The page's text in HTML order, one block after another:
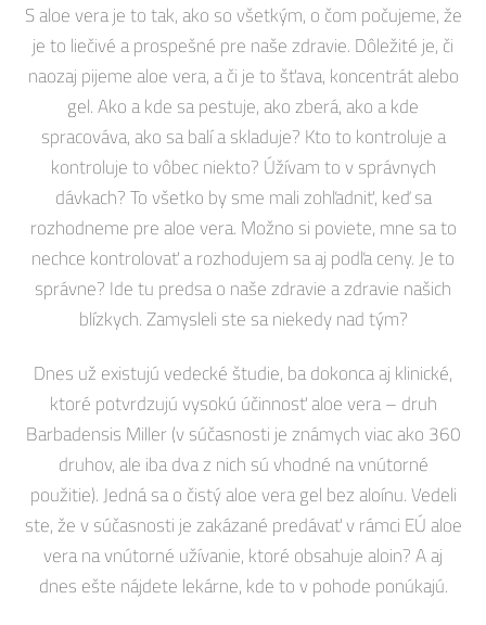
S aloe vera je to tak, ako so všetkým, o čom počujeme, že
je to liečivé a prospešné pre naše zdravie. Dôležité je, či
naozaj pijeme aloe vera, a či je to šťava, koncentrát alebo
gel. Ako a kde sa pestuje, ako zberá, ako a kde
spracováva, ako sa balí a skladuje? Kto to kontroluje a
kontroluje to vôbec niekto? Úžívam to v správnych
dávkach? To všetko by sme mali zohľadniť, keď sa
rozhodneme pre aloe vera. Možno si poviete, mne sa to
nechce kontrolovať a rozhodujem sa aj podľa ceny. Je to
správne? Ide tu predsa o naše zdravie a zdravie našich
blízkych. Zamysleli ste sa niekedy nad tým?
Dnes už existujú vedecké študie, ba dokonca aj klinické,
ktoré potvrdzujú vysokú účinnosť aloe vera – druh
Barbadensis Miller (v súčasnosti je známych viac ako 360
druhov, ale iba dva z nich sú vhodné na vnútorné
použitie). Jedná sa o čistý aloe vera gel bez aloínu. Vedeli
ste, že v súčasnosti je zakázané predávať v rámci EÚ aloe
vera na vnútorné užívanie, ktoré obsahuje aloin? A aj
dnes ešte nájdete lekárne, kde to v pohode ponúkajú.